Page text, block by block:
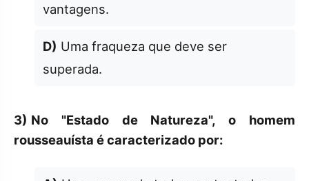
vantagens.
D) Uma fraqueza que deve ser
superada.
3) No "Estado de Natureza", o homem
rousseauísta é caracterizado por: